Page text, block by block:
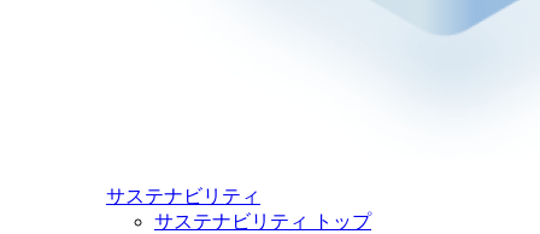
サステナビリティ
サステナビリティ トップ